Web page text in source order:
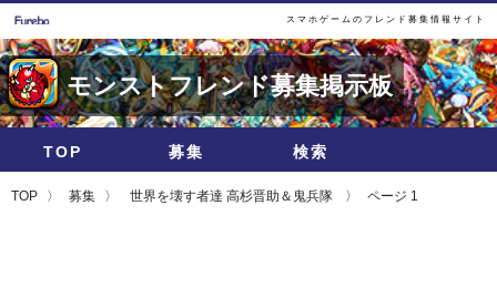
スマホゲームのフレンド募集情報サイト
モンストフレンド募集掲示板
TOP 募集 検索
TOP 募集 世界を壊す者達 高杉晋助＆鬼兵隊 ページ 1